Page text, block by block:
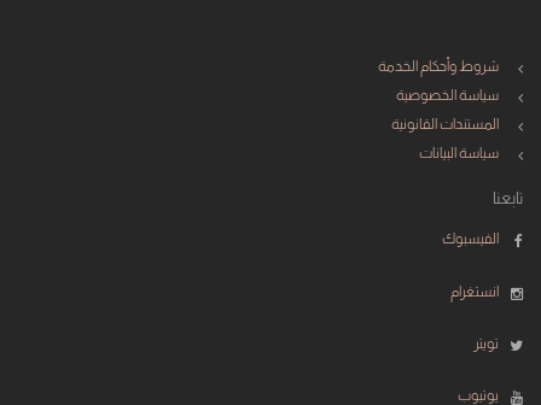
شروط وأحكام الخدمة
سياسة الخصوصية
المستندات القانونية
سياسة البيانات
تابعنا
الفيسبوك
انستغرام
تويتر
يوتيوب